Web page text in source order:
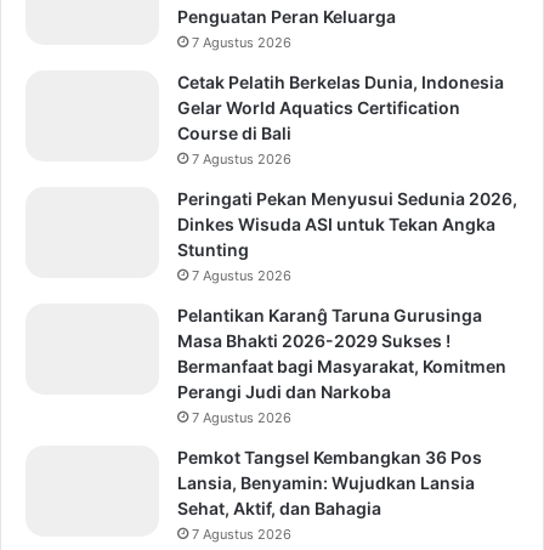
Penguatan Peran Keluarga
7 Agustus 2026
Cetak Pelatih Berkelas Dunia, Indonesia
Gelar World Aquatics Certification
Course di Bali
7 Agustus 2026
Peringati Pekan Menyusui Sedunia 2026,
Dinkes Wisuda ASI untuk Tekan Angka
Stunting
7 Agustus 2026
Pelantikan Karanĝ Taruna Gurusinga
Masa Bhakti 2026-2029 Sukses !
Bermanfaat bagi Masyarakat, Komitmen
Perangi Judi dan Narkoba
7 Agustus 2026
Pemkot Tangsel Kembangkan 36 Pos
Lansia, Benyamin: Wujudkan Lansia
Sehat, Aktif, dan Bahagia
7 Agustus 2026